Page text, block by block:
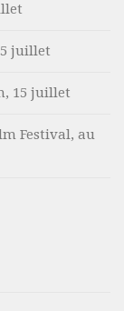
juillet
15 juillet
Festival, au